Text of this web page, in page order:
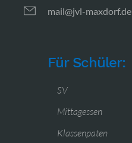
mail@jvl-maxdorf.de
Für Schüler:
SV
Mittagessen
Klassenpaten